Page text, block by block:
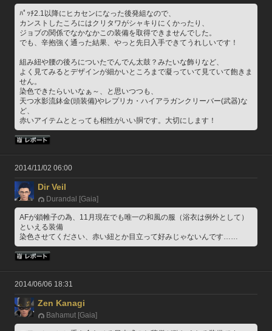
ﾊﾟｯﾁ2.1以降にヒカセンになった後発組なので、
カンストしたころにはクリタワがシャキりにくかったり、
ジョブの関係でなかなかこの装備を取得できませんでした。
でも、辛抱強く通った結果、やっと先日入手できてうれしいです！
組み紐や腰の後ろについたでんでん太鼓？みたいな飾りなど、
よく見てみるとデザインが細かいところまで凝っていて見ていて飽きま
せん。
染色できたらいいなぁ～、と思いつつも、
天つ水影流鉢金(頭装備)やレプリカ・ハイアラガンクリーバー(武器)な
ど、
赤いアイテムととっても相性がいい胴です。大切にします！
2014/11/02 06:00
Dir Veil
Durandal [Gaia]
AFが鎖帷子の為、11月現在でも唯一の和風の服（浴衣は例外として）
といえる装備
染色させてください、赤い紐とか目立って好みじゃないんです……
2014/06/06 18:31
Zen Kanagi
Bahamut [Gaia]